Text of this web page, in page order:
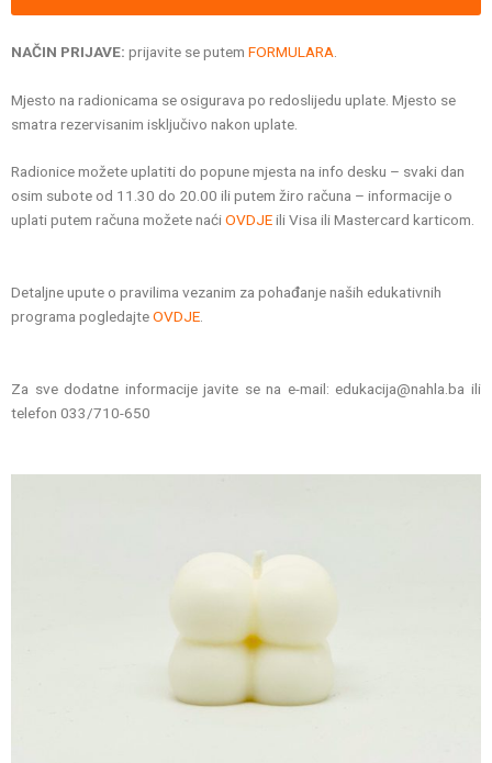
NAČIN PRIJAVE: prijavite se putem FORMULARA
Mjesto na radionicama se osigurava po redoslijedu uplate. Mjesto se
smatra rezervisanim isključivo nakon uplate.
Radionice možete uplatiti do popune mjesta na info desku – svaki dan
osim subote od 11.30 do 20.00 ili putem žiro računa – informacije o
uplati putem računa možete naćiOVDJEili Visa ili Mastercard karticom.
Detaljne upute o pravilima vezanim za pohađanje naših edukativnih
programa pogledajteOVDJE.
Za sve dodatne informacije javite se na e-mail: edukacija@nahla.ba ili
telefon 033/710-650